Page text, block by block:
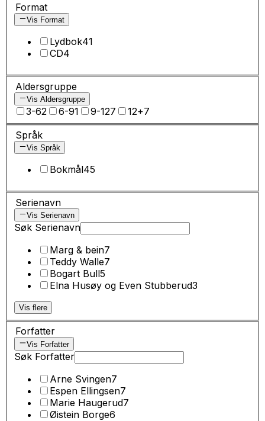
Format
Vis Format
Lydbok41
CD4
Aldersgruppe
Vis Aldersgruppe
3-62 6-91 9-127 12+7
Språk
Vis Språk
Bokmål45
Serienavn
Vis Serienavn
Søk Serienavn
Marg & bein7
Teddy Walle7
Bogart Bull5
Elna Husøy og Even Stubberud3
Vis flere
Forfatter
Vis Forfatter
Søk Forfatter
Arne Svingen7
Espen Ellingsen7
Marie Haugerud7
Øistein Borge6